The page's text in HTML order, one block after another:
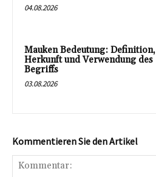
04.08.2026
Mauken Bedeutung: Definition,
Herkunft und Verwendung des
Begriffs
03.08.2026
Kommentieren Sie den Artikel